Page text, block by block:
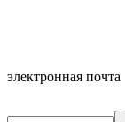
электронная почта